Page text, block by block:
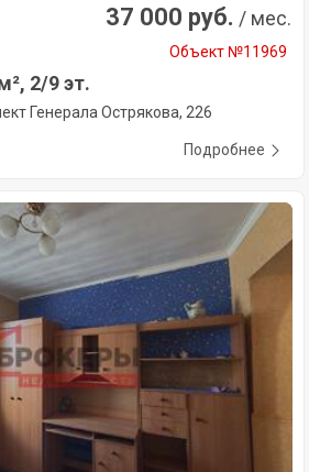
37 000 руб. / мес.
Объект №11969
2/9 эт.
Генерала Острякова, 226
Подробнее